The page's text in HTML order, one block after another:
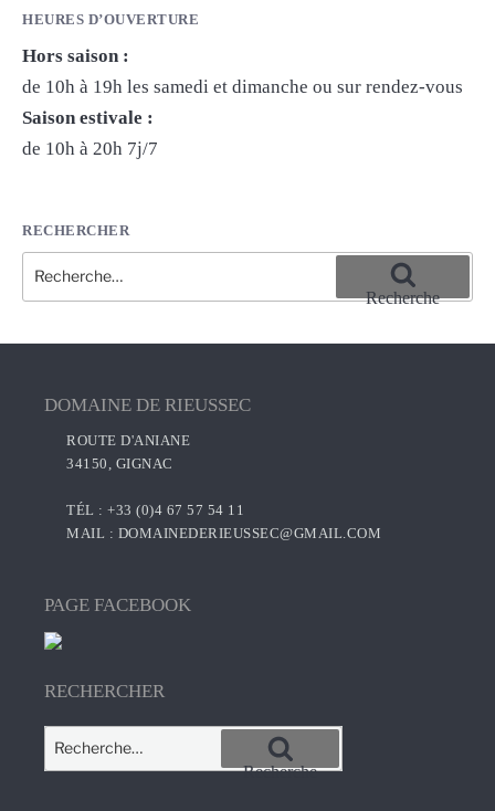
HEURES D’OUVERTURE
Hors saison :
de 10h à 19h les samedi et dimanche ou sur rendez-vous
Saison estivale :
de 10h à 20h 7j/7
RECHERCHER
Recherche
pour
Recherche
DOMAINE DE RIEUSSEC
ROUTE D'ANIANE
34150, GIGNAC
TÉL : +33 (0)4 67 57 54 11
MAIL : DOMAINEDERIEUSSEC@GMAIL.COM
PAGE FACEBOOK
RECHERCHER
Recherche
pour
Recherche